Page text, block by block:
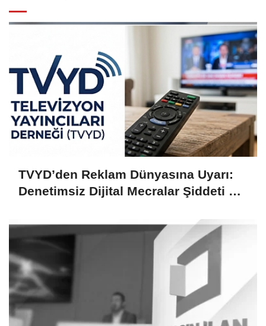
TVYD’den Reklam Dünyasına Uyarı:
Denetimsiz Dijital Mecralar Şiddeti ve